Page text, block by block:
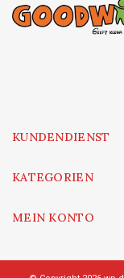
KUNDENDIENST
KATEGORIEN
MEIN KONTO